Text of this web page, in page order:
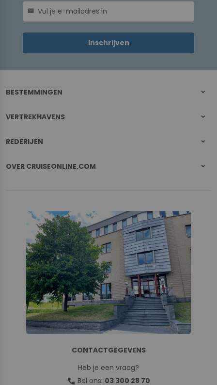
mail
Inschrijven
BESTEMMINGEN
VERTREKHAVENS
REDERIJEN
OVER CRUISEONLINE.COM
CONTACTGEGEVENS
Heb je een vraag?
call Bel ons: 03 300 28 70